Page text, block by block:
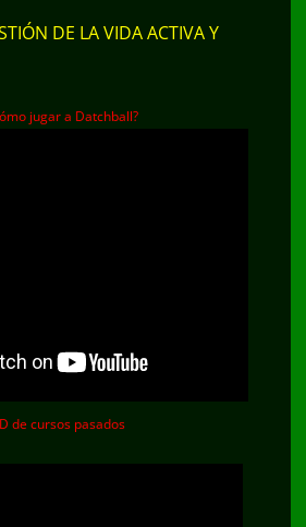
DE LA VIDA ACTIVA Y
jugar a Datchball?
de cursos pasados